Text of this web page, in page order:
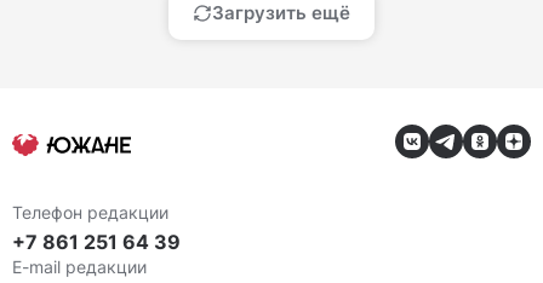
Загрузить ещё
Телефон редакции
+7 861 251 64 39
E-mail редакции